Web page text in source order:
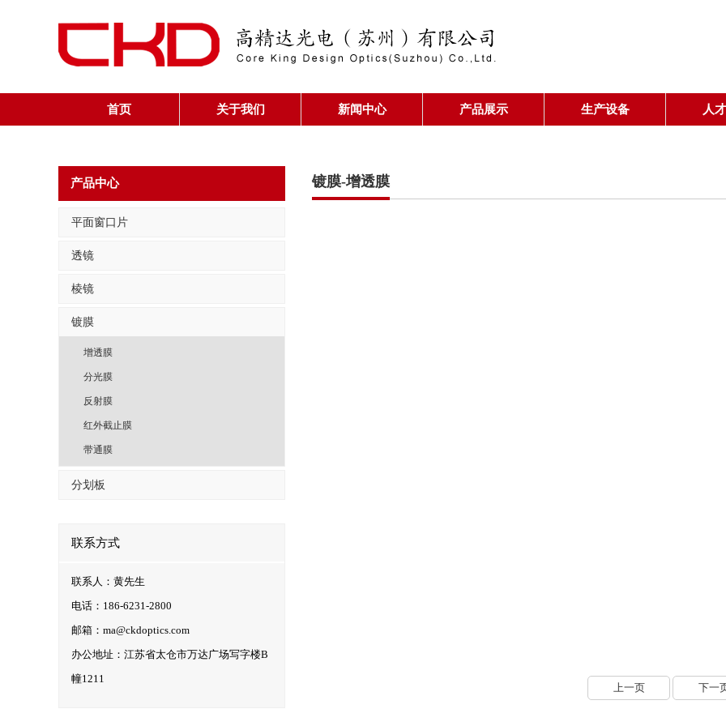
首页 关于我们 新闻中心 产品展示 生产设备 人
产品中心
平面窗口片
透镜
棱镜
镀膜
增透膜
分光膜
反射膜
红外截止膜
带通膜
分划板
联系方式
联系人：黄先生
电话：186-6231-2800
邮箱：ma@ckdoptics.com
办公地址：江苏省太仓市万达广场写字楼B
幢1211
镀膜-增透膜
上一页 下一